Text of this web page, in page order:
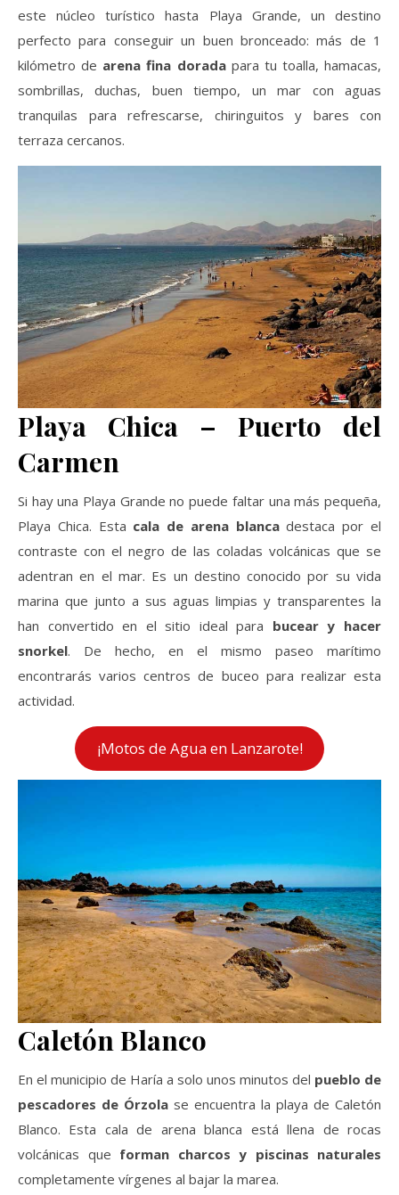
este núcleo turístico hasta Playa Grande, un destino
perfecto para conseguir un buen bronceado: más de 1
kilómetro de arena fina doradapara tu toalla, hamacas,
sombrillas, duchas, buen tiempo, un mar con aguas
tranquilas para refrescarse, chiringuitos y bares con
terraza cercanos.
Playa Chica – Puerto del
Carmen
Si hay una Playa Grande no puede faltar una más pequeña,
Playa Chica. Esta cala de arena blancadestaca por el
contraste con el negro de las coladas volcánicas que se
adentran en el mar. Es un destino conocido por su vida
marina que junto a sus aguas limpias y transparentes la
han convertido en el sitio ideal para bucear y hacer
snorkel. De hecho, en el mismo paseo marítimo
encontrarás varios centros de buceo para realizar esta
actividad.
¡Motos de Agua en Lanzarote!
Caletón Blanco
En el municipio de Haría a solo unos minutos del pueblo de
pescadores de Órzola se encuentra la playa de Caletón
Blanco. Esta cala de arena blanca está llena de rocas
volcánicas que forman charcos y piscinas naturales
completamente vírgenes al bajar la marea.